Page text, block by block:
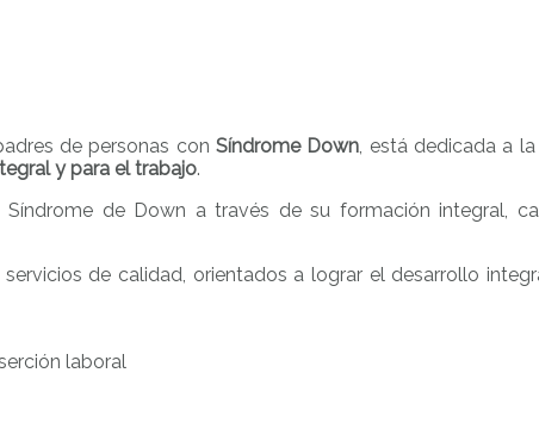
de personas conSíndrome Down, está dedicada a
y para el trabajo.
de Down a través de su formación integral,
de calidad, orientados a lograr el desarrollo
laboral